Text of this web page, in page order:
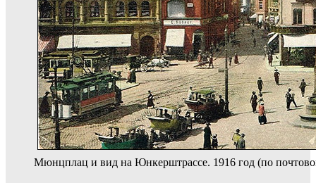
Мюнцплац и вид на Юнкерштрассе. 1916 год (по